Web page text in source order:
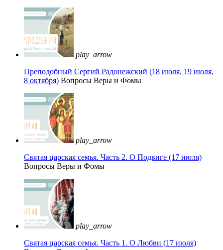
play_arrow
Преподобный Сергий Радонежский (18 июля, 19 июля,
8 октября) Вопросы Веры и Фомы
play_arrow
Святая царская семья. Часть 2. О Подвиге (17 июля)
Вопросы Веры и Фомы
play_arrow
Святая царская семья. Часть 1. О Любви (17 июля)